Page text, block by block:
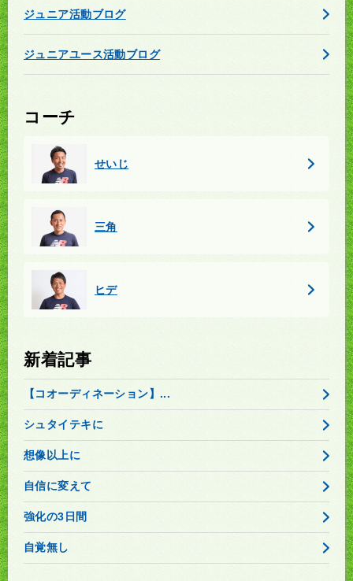
ジュニア活動ブログ
ジュニアユース活動ブログ
コーチ
せいじ
三角
ヒデ
新着記事
【コオーディネーション】...
シュタイテキに
想像以上に
自信に変えて
強化の3日間
自覚無し